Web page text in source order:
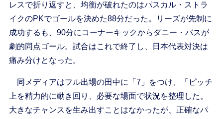
レスで折り返すと、均衡が破れたのはパスカル・ストラ
イクのPKでゴールを決めた88分だった。リーズが先制に
成功するも、90分にコーナーキックからダニー・バスが
劇的同点ゴール。試合はこれで終了し、日本代表対決は
痛み分けとなった。
同メディアはフル出場の田中に「7」をつけ、「ピッチ
上を精力的に動き回り、必要な場面で状況を整理した。
大きなチャンスを生み出すことはなかったが、正確なパ